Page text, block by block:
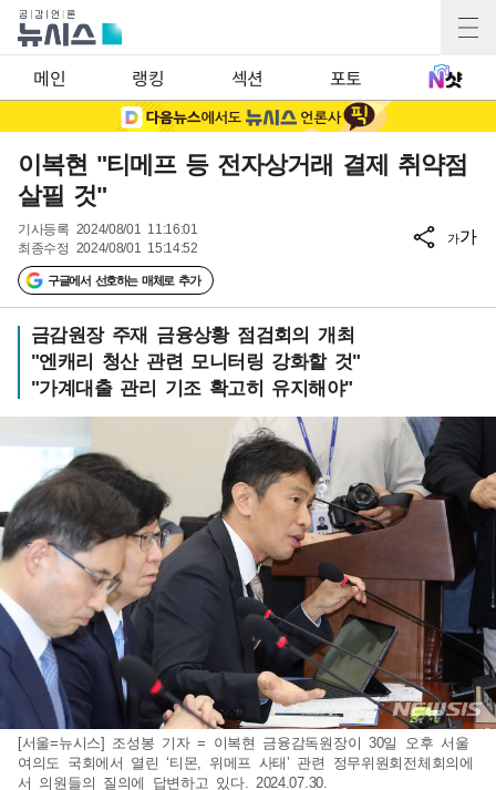
메인 랭킹 섹션 포토
이복현 "티메프 등 전자상거래 결제 취약점
살필 것"
기사등록 2024/08/01 11:16:01
최종수정 2024/08/01 15:14:52
구글에서 선호하는 매체로 추가
가가
금감원장 주재 금융상황 점검회의 개최
"엔캐리 청산 관련 모니터링 강화할 것"
"가계대출 관리 기조 확고히 유지해야"
[서울=뉴시스] 조성봉 기자 = 이복현 금융감독원장이 30일 오후 서울
여의도 국회에서 열린 ‘티몬, 위메프 사태’ 관련 정무위원회전체회의에
서 의원들의 질의에 답변하고 있다. 2024.07.30.